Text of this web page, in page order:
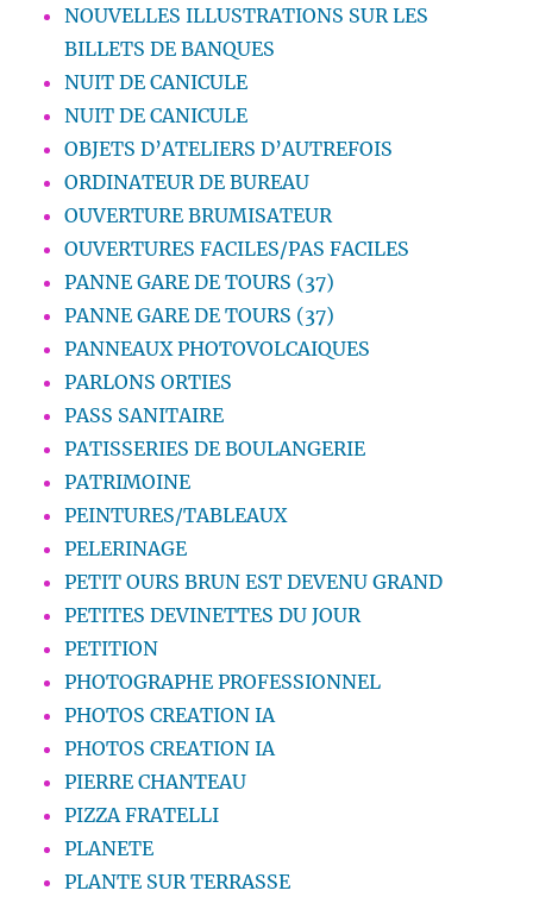
NOUVELLES ILLUSTRATIONS SUR LES
BILLETS DE BANQUES
NUIT DE CANICULE
NUIT DE CANICULE
OBJETS D’ATELIERS D’AUTREFOIS
ORDINATEUR DE BUREAU
OUVERTURE BRUMISATEUR
OUVERTURES FACILES/PAS FACILES
PANNE GARE DE TOURS (37)
PANNE GARE DE TOURS (37)
PANNEAUX PHOTOVOLCAIQUES
PARLONS ORTIES
PASS SANITAIRE
PATISSERIES DE BOULANGERIE
PATRIMOINE
PEINTURES/TABLEAUX
PELERINAGE
PETIT OURS BRUN EST DEVENU GRAND
PETITES DEVINETTES DU JOUR
PETITION
PHOTOGRAPHE PROFESSIONNEL
PHOTOS CREATION IA
PHOTOS CREATION IA
PIERRE CHANTEAU
PIZZA FRATELLI
PLANETE
PLANTE SUR TERRASSE